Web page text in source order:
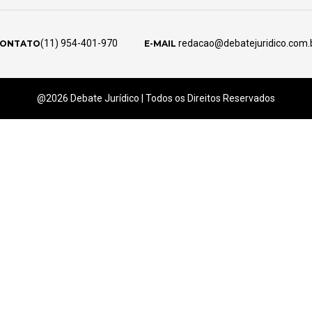
(11) 954-401-970 E-MAIL
@2026 Debate Jurídico | Todos os Direitos Reservados